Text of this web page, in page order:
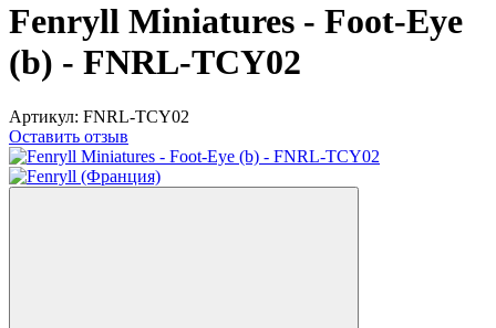
Fenryll Miniatures - Foot-Eye
(b) - FNRL-TCY02
Артикул: FNRL-TCY02
Оставить отзыв